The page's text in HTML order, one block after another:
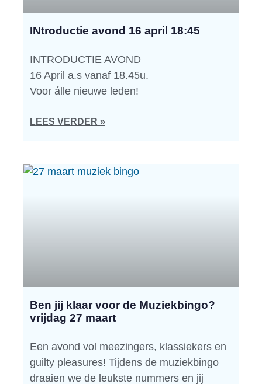
INtroductie avond 16 april 18:45
INTRODUCTIE AVOND
16 April a.s vanaf 18.45u.
Voor álle nieuwe leden!
LEES VERDER »
Ben jij klaar voor de Muziekbingo?
vrijdag 27 maart
Een avond vol meezingers, klassiekers en
guilty pleasures! Tijdens de muziekbingo
draaien we de leukste nummers en jij